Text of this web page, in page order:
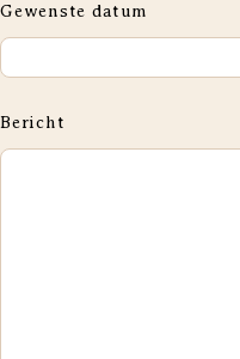
Gewenste datum
Bericht